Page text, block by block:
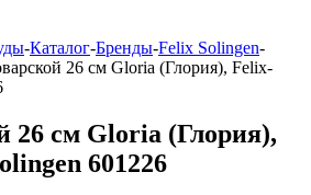
-Каталог-Бренды-Felix Solingen-
26 см Gloria (Глория), Felix-
26 см Gloria (Глория),
601226